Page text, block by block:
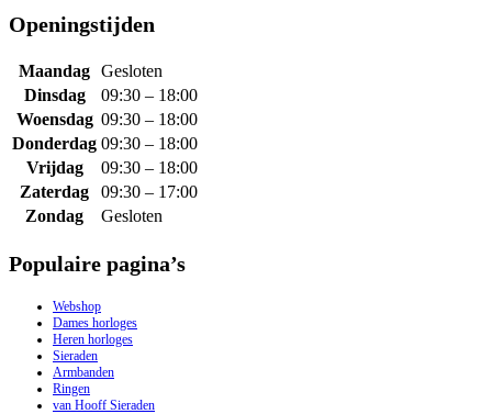
Openingstijden
Maandag Gesloten
Dinsdag
09:30 – 18:00
Woensdag 09:30 – 18:00
Donderdag 09:30 – 18:00
Vrijdag
09:30 – 18:00
Zaterdag
09:30 – 17:00
Zondag
Gesloten
Populaire pagina’s
Webshop
Dames horloges
Heren horloges
Sieraden
Armbanden
Ringen
van Hooff Sieraden